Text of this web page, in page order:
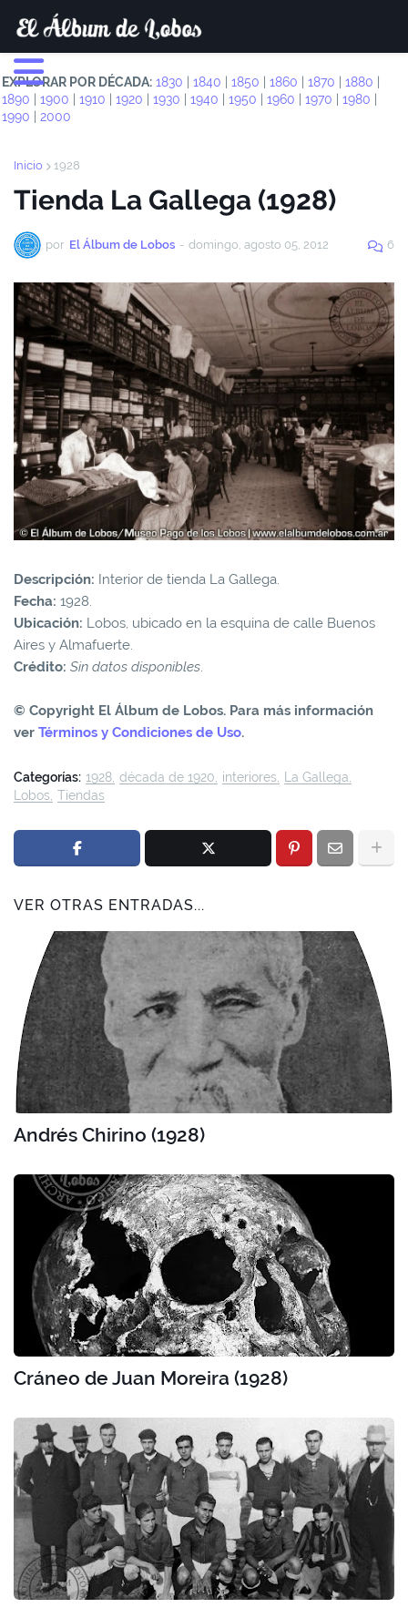
EXPLORAR POR DÉCADA: 1830 1840 1850 1860 1870 1880
1890
1900 1910 1920 1930 1940 1950 1960 1970 1980
1990
2000
Inicio 1928
Tienda La Gallega (1928)
por El Álbum de Lobos - domingo, agosto 05, 2012 6
Descripción: Interior de tienda La Gallega.
Fecha: 1928.
Ubicación: Lobos, ubicado en la esquina de calle Buenos
Aires y Almafuerte.
Crédito: Sin datos disponibles.
© Copyright El Álbum de Lobos. Para más información
ver Términos y Condiciones de Uso.
Categorías: 1928 década de 1920 interiores
La Gallega
Lobos Tiendas
VER OTRAS ENTRADAS...
Andrés Chirino (1928)
Cráneo de Juan Moreira (1928)